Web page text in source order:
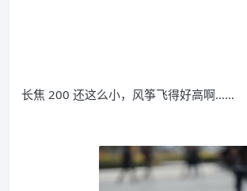
长焦 200 还这么小，风筝飞得好高啊……